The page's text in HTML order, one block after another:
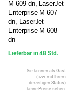
M 609 dn, LaserJet
Enterprise M 607
dn, LaserJet
Enterprise M 608
dn
Lieferbar in 48 Std.
Sie können als Gast
(bzw. mit Ihrem
derzeitigen Status)
keine Preise sehen.